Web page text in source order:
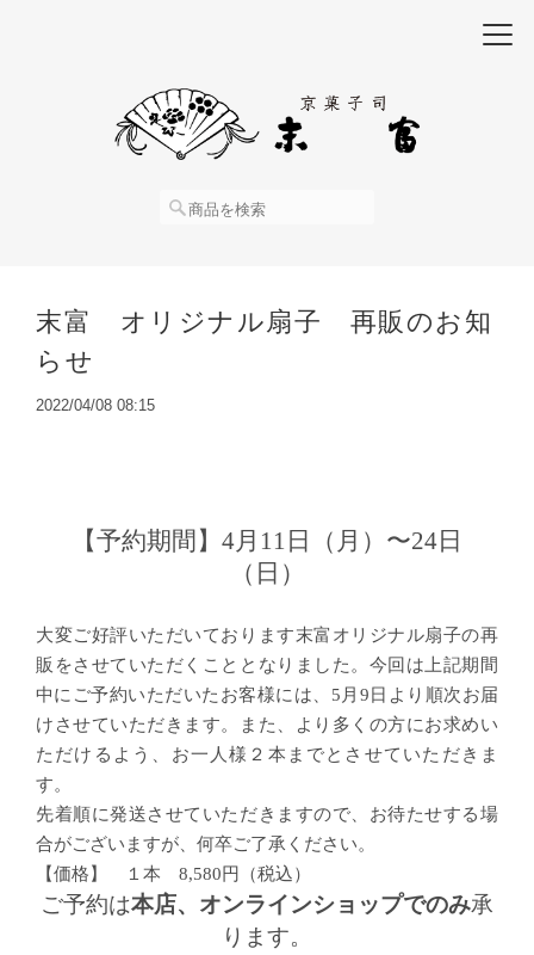
末富 オリジナル扇子 再販のお知
らせ
2022/04/08 08:15
【予約期間】 4月 11 日（月）〜24日
（日）
大変ご好評いただいております末富オリジナル扇子の再
販をさせていただくこととなりました。今回は上記期間
中にご予約いただいたお客様には、 5 月 9 日より順次お届
けさせていただきます。また、より多くの方にお求めい
ただけるよう、お一人様２本までとさせていただきま
す。
先着順に発送させていただきますので、お待たせする場
合がございますが、何卒ご了承ください。
【価格】 １本 8,580円（税込）
ご予約は本店、オンラインショップでのみ承
ります。